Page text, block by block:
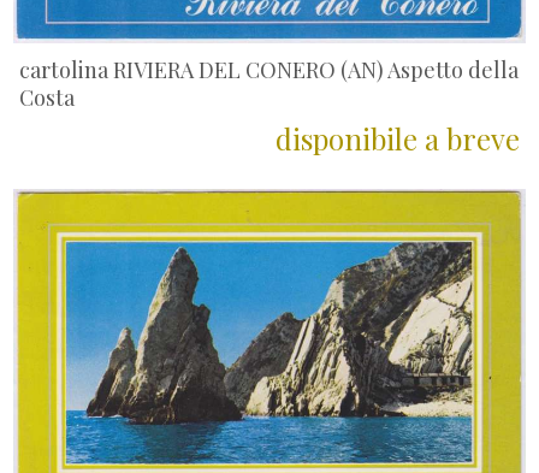
cartolina RIVIERA DEL CONERO (AN) Aspetto della
Costa
disponibile a breve